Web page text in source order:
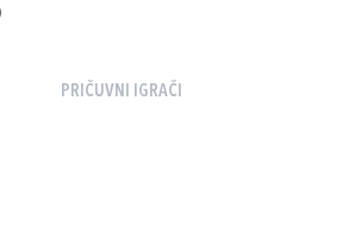
PRIČUVNI IGRAČI